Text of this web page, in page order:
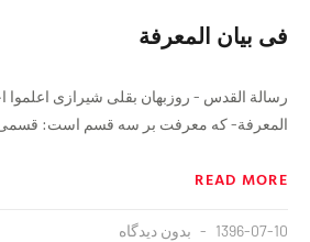
فى بيان المعرفة
رسالة القدس ‏- روزبهان بقلى شيرازى‏ اعلموا
المعرفة- كه معرفت بر سه قسم است:
READ MORE
1396-07-10 بدون دیدگاه